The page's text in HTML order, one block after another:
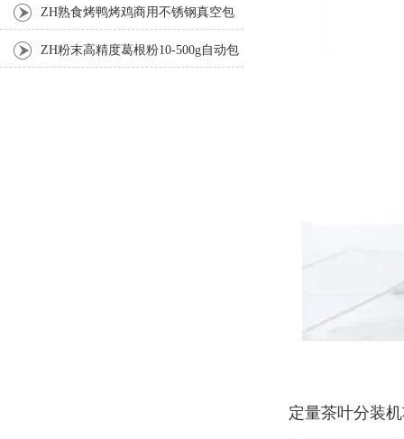
定量茶叶分装
ZH熟食烤鸭烤鸡商用不锈钢真空包
装机 ZH粉末高精度葛根粉10-500g自动包